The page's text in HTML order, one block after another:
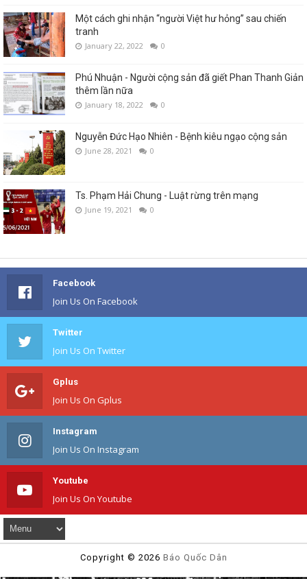
Một cách ghi nhận “người Việt hư hỏng” sau chiến
tranh
January 22, 2022 0
Phú Nhuận - Người cộng sản đã giết Phan Thanh Giản
thêm lần nữa
January 18, 2022 0
Nguyễn Đức Hạo Nhiên - Bệnh kiêu ngạo cộng sản
June 28, 2021 0
Ts. Phạm Hải Chung - Luật rừng trên mạng
June 19, 2021 0
Facebook
Join Us On Facebook
Twitter
Join Us On Twitter
Gplus
Join Us On Gplus
Instagram
Join Us On Instagram
Youtube
Join Us On Youtube
Copyright © 2026 Báo Quốc Dân